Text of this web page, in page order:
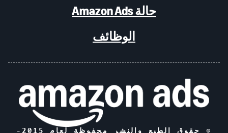
حالة Amazon Ads
الوظائف
© حقوق الطبع والنشر محفوظة لعام 2015-